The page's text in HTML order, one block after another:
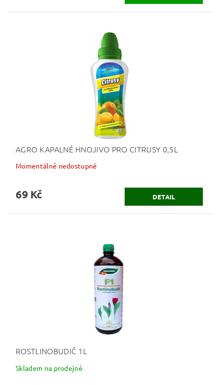
AGRO KAPALNÉ HNOJIVO PRO CITRUSY 0,5L
Momentálně nedostupné
69 Kč DETAIL
ROSTLINOBUDIČ 1L
Skladem na prodejně